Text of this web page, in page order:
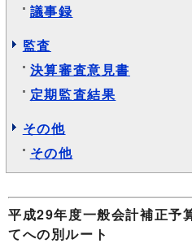
議事録
監査
決算審査意見書
定期監査結果
その他
その他
平成29年度一般会計補正予
てへの別ルート